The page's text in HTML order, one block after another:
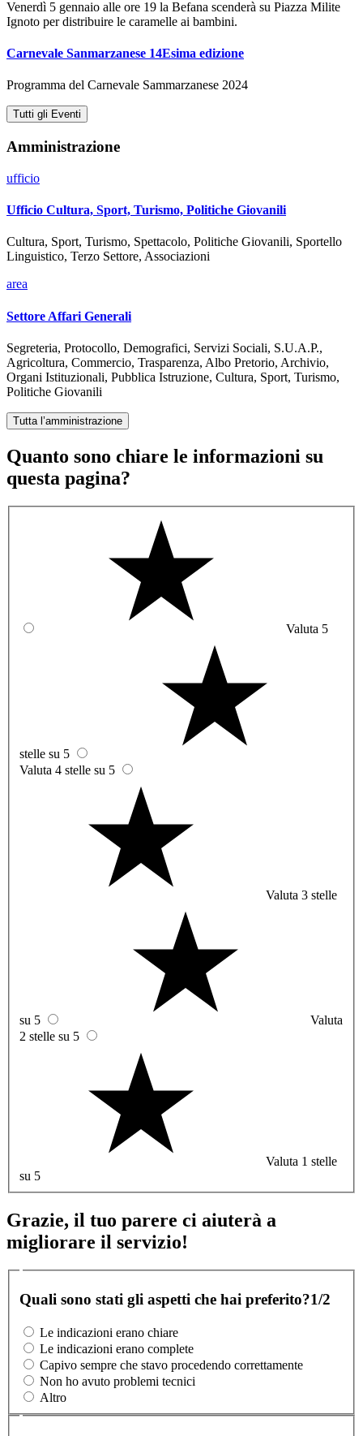
Venerdì 5 gennaio alle ore 19 la Befana scenderà su Piazza Milite
Ignoto per distribuire le caramelle ai bambini.
Carnevale Sanmarzanese 14Esima edizione
Programma del Carnevale Sammarzanese 2024
Tutti gli Eventi
Amministrazione
ufficio
Ufficio Cultura, Sport, Turismo, Politiche Giovanili
Cultura, Sport, Turismo, Spettacolo, Politiche Giovanili, Sportello
Linguistico, Terzo Settore, Associazioni
area
Settore Affari Generali
Segreteria, Protocollo, Demografici, Servizi Sociali, S.U.A.P.,
Agricoltura, Commercio, Trasparenza, Albo Pretorio, Archivio,
Organi Istituzionali, Pubblica Istruzione, Cultura, Sport, Turismo,
Politiche Giovanili
Tutta l’amministrazione
Quanto sono chiare le informazioni su
questa pagina?
Valuta 5
stelle su 5
Valuta 4 stelle su 5
Valuta 3 stelle
su 5
Valuta
2 stelle su 5
Valuta 1 stelle
su 5
Grazie, il tuo parere ci aiuterà a
migliorare il servizio!
Quali sono stati gli aspetti che hai preferito?1/2
Le indicazioni erano chiare
Le indicazioni erano complete
Capivo sempre che stavo procedendo correttamente
Non ho avuto problemi tecnici
Altro